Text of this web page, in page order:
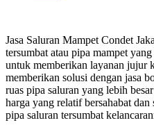
Jasa Saluran Mampet Condet
tersumbat atau pipa mampet
untuk memberikan layanan jujur
memberikan solusi dengan jasa
ruas pipa saluran yang lebih
harga yang relatif bersahabat dan
pipa saluran tersumbat